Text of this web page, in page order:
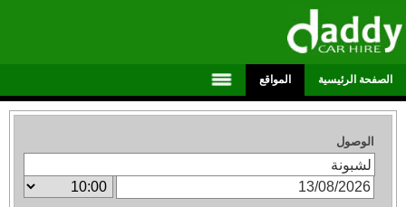
الصفحة الرئيسية المواقع
الوصول